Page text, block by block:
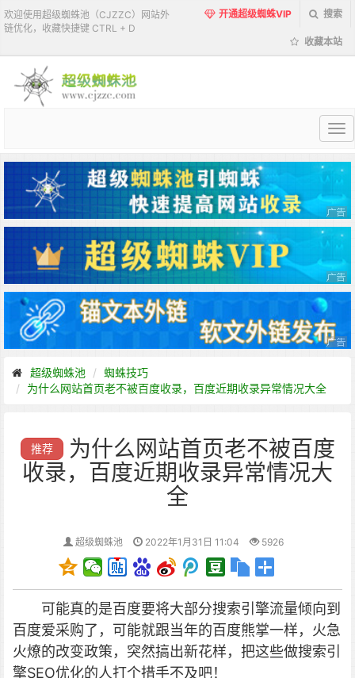
欢迎使用超级蜘蛛池（CJZZC）网站外
链优化，收藏快捷键 CTRL + D
开通超级蜘蛛VIP 搜索
收藏本站
超
蜘
蛛
池
超级蜘蛛池
蜘蛛技巧
为什么网站首页老不被百度收录，百度近期收录异常情况大全
推荐
为什么网站首页老不被百度
收录，百度近期收录异常情况大
全
超级蜘蛛池 2022年1月31日 11:04 5926
可能真的是百度要将大部分搜索引擎流量倾向到
百度爱采购了，可能就跟当年的百度熊掌一样，火急
火燎的改变政策，突然搞出新花样，把这些做搜索引
擎SEO优化的人打个措手不及吧！